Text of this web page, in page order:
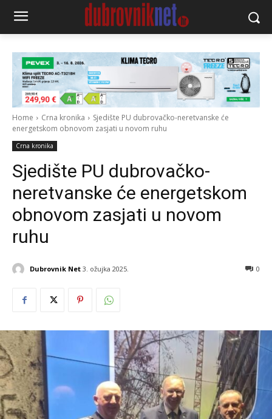
Home Crna kronika
Sjedište PU dubrovačko-neretvanske će
energetskom obnovom zasjati u novom ruhu
Crna kronika
Sjedište PU dubrovačko-
neretvanske će energetskom
obnovom zasjati u novom
ruhu
Dubrovnik Net 3. ožujka 2025. 0